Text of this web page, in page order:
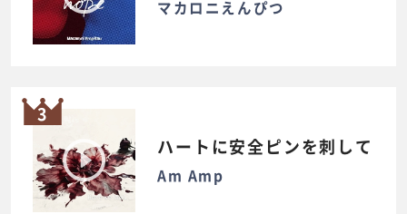
マカロニえんぴつ
3
ハートに安全ピンを刺して
Am Amp